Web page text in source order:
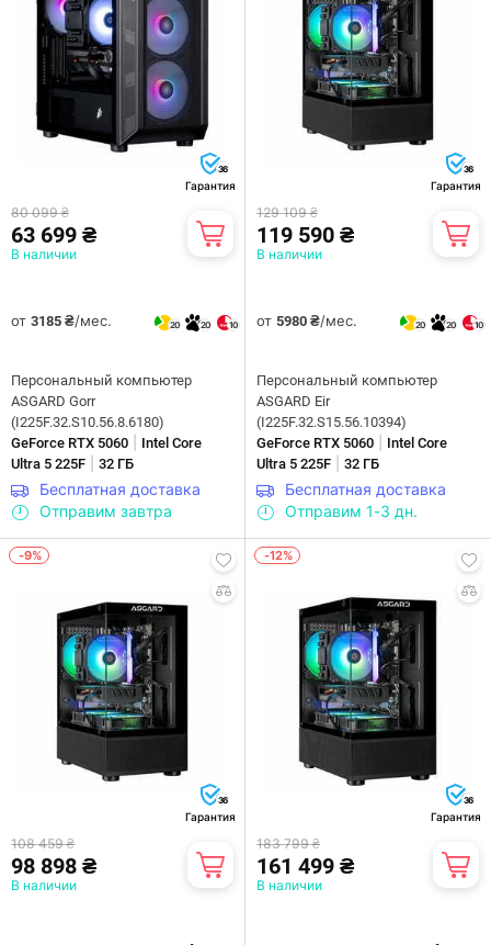
36
Гарантия
80 099 ₴
63 699 ₴
В наличии
от 3185 ₴/мес. 20 20 10
Персональный компьютер
ASGARD Gorr
(I225F.32.S10.56.8.6180)
GeForce RTX 5060
Intel Core
Ultra 5 225F
32 ГБ
Бесплатная доставка
Отправим завтра
36
Гарантия
129 109 ₴
119 590 ₴
В наличии
от 5980 ₴/мес. 20 20 10
Персональный компьютер
ASGARD Eir
(I225F.32.S15.56.10394)
GeForce RTX 5060
Intel Core
Ultra 5 225F
32 ГБ
Бесплатная доставка
Отправим 1-3 дн.
-9%
36
Гарантия
108 459 ₴
98 898 ₴
В наличии
-12%
36
Гарантия
183 799 ₴
161 499 ₴
В наличии